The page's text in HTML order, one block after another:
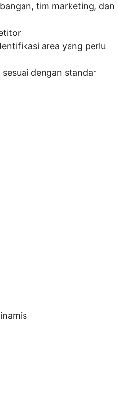
tim marketing, dan
area yang perlu
dengan standar